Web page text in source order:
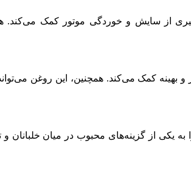
از سایش و خوردگی موتور کمک می‌کند.
و بهینه کمک می‌کند. همچنین، این روغن
یکی از گزینه‌های محبوب در میان خلبانان و